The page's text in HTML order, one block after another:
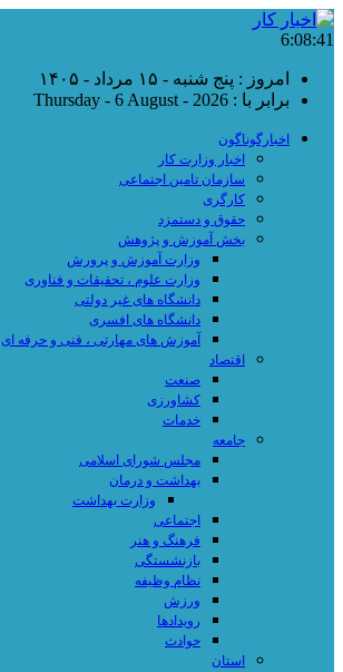
6:08:42
امروز : پنج شنبه - ۱۵ مرداد - ۱۴۰۵
برابر با : Thursday - 6 August - 2026
اخبارگوناگون
اخبار وزارت کار
سازمان تامین اجتماعی
کارگری
حقوق و دستمزد
بخش آموزش و پژوهش
وزارت آموزش و پرورش
وزارت علوم ، تحقیقات و فناوری
دانشگاه های غیر دولتی
دانشگاه های افسری
آموزش های مهارتی ، فنی و حرفه ای
اقتصاد
صنعت
کشاورزی
خدمات
جامعه
مجلس شورای اسلامی
بهداشت و درمان
وزارت بهداشت
اجتماعی
فرهنگ و هنر
بازنشستگی
نظام وظیفه
ورزش
رویدادها
حوادث
استان